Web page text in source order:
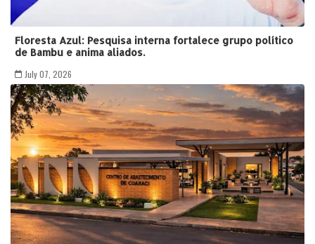
Floresta Azul: Pesquisa interna fortalece grupo político
de Bambu e anima aliados.
July 07, 2026